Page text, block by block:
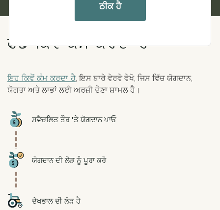
ਫੰਡ ਕਿਵੇਂ ਕੰਮ ਕਰਦਾ ਹੈ
ਇਹ ਕਿਵੇਂ ਕੰਮ ਕਰਦਾ ਹੈ , ਇਸ ਬਾਰੇ ਵੇਰਵੇ ਵੇਖੋ, ਜਿਸ ਵਿੱਚ ਯੋਗਦਾਨ,
ਯੋਗਤਾ ਅਤੇ ਲਾਭਾਂ ਲਈ ਅਰਜ਼ੀ ਦੇਣਾ ਸ਼ਾਮਲ ਹੈ।
Icon ਸਵੈਚਲਿਤ ਤੌਰ 'ਤੇ ਯੋਗਦਾਨ ਪਾਓ
Icon ਯੋਗਦਾਨ ਦੀ ਲੋੜ ਨੂੰ ਪੂਰਾ ਕਰੋ
Icon ਦੇਖਭਾਲ ਦੀ ਲੋੜ ਹੈ
ਠੀਕ ਹੈ